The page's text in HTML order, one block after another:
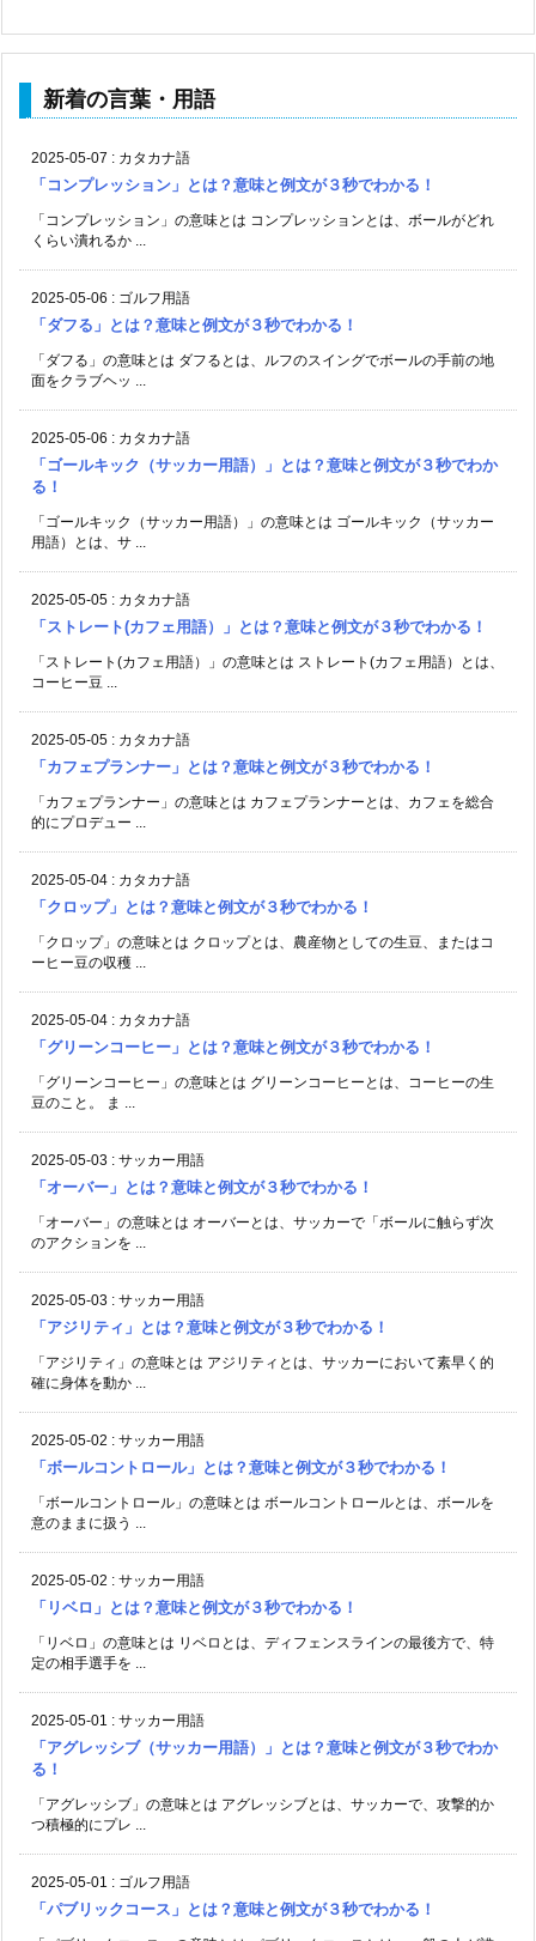
新着の言葉・用語
2025-05-07 : カタカナ語
「コンプレッション」とは？意味と例文が３秒でわかる！
「コンプレッション」の意味とは コンプレッションとは、ボールがどれ
くらい潰れるか ...
2025-05-06 : ゴルフ用語
「ダフる」とは？意味と例文が３秒でわかる！
「ダフる」の意味とは ダフるとは、ルフのスイングでボールの手前の地
面をクラブヘッ ...
2025-05-06 : カタカナ語
「ゴールキック（サッカー用語）」とは？意味と例文が３秒でわか
る！
「ゴールキック（サッカー用語）」の意味とは ゴールキック（サッカー
用語）とは、サ ...
2025-05-05 : カタカナ語
「ストレート(カフェ用語）」とは？意味と例文が３秒でわかる！
「ストレート(カフェ用語）」の意味とは ストレート(カフェ用語）とは、
コーヒー豆 ...
2025-05-05 : カタカナ語
「カフェプランナー」とは？意味と例文が３秒でわかる！
「カフェプランナー」の意味とは カフェプランナーとは、カフェを総合
的にプロデュー ...
2025-05-04 : カタカナ語
「クロップ」とは？意味と例文が３秒でわかる！
「クロップ」の意味とは クロップとは、農産物としての生豆、またはコ
ーヒー豆の収穫 ...
2025-05-04 : カタカナ語
「グリーンコーヒー」とは？意味と例文が３秒でわかる！
「グリーンコーヒー」の意味とは グリーンコーヒーとは、コーヒーの生
豆のこと。 ま ...
2025-05-03 : サッカー用語
「オーバー」とは？意味と例文が３秒でわかる！
「オーバー」の意味とは オーバーとは、サッカーで「ボールに触らず次
のアクションを ...
2025-05-03 : サッカー用語
「アジリティ」とは？意味と例文が３秒でわかる！
「アジリティ」の意味とは アジリティとは、サッカーにおいて素早く的
確に身体を動か ...
2025-05-02 : サッカー用語
「ボールコントロール」とは？意味と例文が３秒でわかる！
「ボールコントロール」の意味とは ボールコントロールとは、ボールを
意のままに扱う ...
2025-05-02 : サッカー用語
「リベロ」とは？意味と例文が３秒でわかる！
「リベロ」の意味とは リベロとは、ディフェンスラインの最後方で、特
定の相手選手を ...
2025-05-01 : サッカー用語
「アグレッシブ（サッカー用語）」とは？意味と例文が３秒でわか
る！
「アグレッシブ」の意味とは アグレッシブとは、サッカーで、攻撃的か
つ積極的にプレ ...
2025-05-01 : ゴルフ用語
「パブリックコース」とは？意味と例文が３秒でわかる！